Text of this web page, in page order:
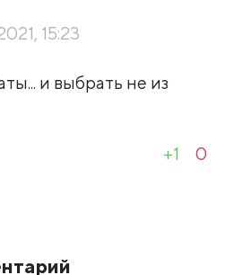
15:23
и выбрать не из
+1 0